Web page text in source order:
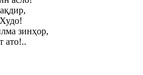
зинҳор,
ато!..